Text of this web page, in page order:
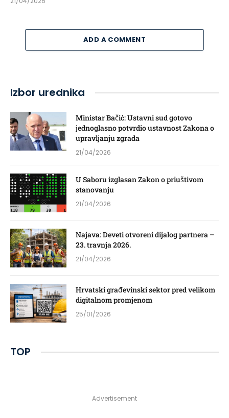
ADD A COMMENT
Izbor urednika
Ministar Bačić: Ustavni sud gotovo
jednoglasno potvrdio ustavnost Zakona o
upravljanju zgrada
21/04/2026
U Saboru izglasan Zakon o priuštivom
stanovanju
21/04/2026
Najava: Deveti otvoreni dijalog partnera –
23. travnja 2026.
21/04/2026
Hrvatski građevinski sektor pred velikom
digitalnom promjenom
25/01/2026
TOP
Advertisement